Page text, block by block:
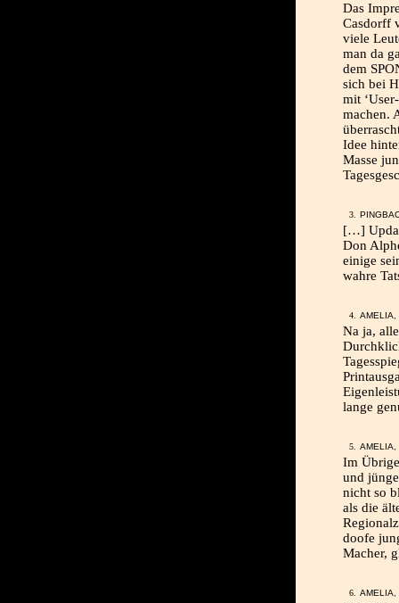
Das
Casdorff
viele
man da
dem
sich bei
mit
machen.
Idee
Masse
[…]
Don
einige
wahre
Na ja,
lange
Im
und
nicht so
als die
doofe
Macher,